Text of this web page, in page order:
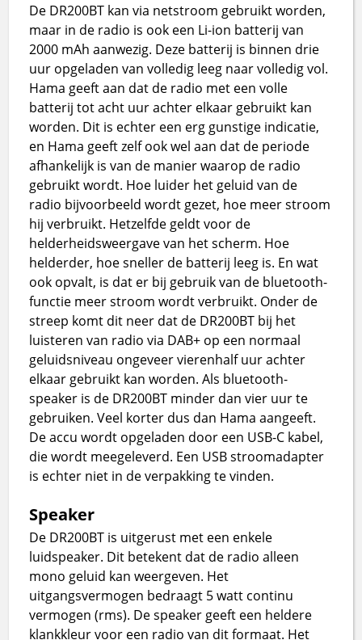
De DR200BT kan via netstroom gebruikt worden,
maar in de radio is ook een Li-ion batterij van
2000 mAh aanwezig. Deze batterij is binnen drie
uur opgeladen van volledig leeg naar volledig vol.
Hama geeft aan dat de radio met een volle
batterij tot acht uur achter elkaar gebruikt kan
worden. Dit is echter een erg gunstige indicatie,
en Hama geeft zelf ook wel aan dat de periode
afhankelijk is van de manier waarop de radio
gebruikt wordt. Hoe luider het geluid van de
radio bijvoorbeeld wordt gezet, hoe meer stroom
hij verbruikt. Hetzelfde geldt voor de
helderheidsweergave van het scherm. Hoe
helderder, hoe sneller de batterij leeg is. En wat
ook opvalt, is dat er bij gebruik van de bluetooth-
functie meer stroom wordt verbruikt. Onder de
streep komt dit neer dat de DR200BT bij het
luisteren van radio via DAB+ op een normaal
geluidsniveau ongeveer vierenhalf uur achter
elkaar gebruikt kan worden. Als bluetooth-
speaker is de DR200BT minder dan vier uur te
gebruiken. Veel korter dus dan Hama aangeeft.
De accu wordt opgeladen door een USB-C kabel,
die wordt meegeleverd. Een USB stroomadapter
is echter niet in de verpakking te vinden.
Speaker
De DR200BT is uitgerust met een enkele
luidspeaker. Dit betekent dat de radio alleen
mono geluid kan weergeven. Het
uitgangsvermogen bedraagt 5 watt continu
vermogen (rms). De speaker geeft een heldere
klankkleur voor een radio van dit formaat. Het